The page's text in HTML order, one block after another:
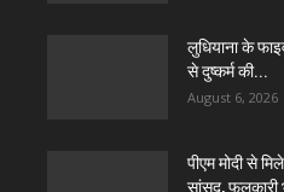
लुधियाना के
से दुष्कर्म की...
August 6, 2026
पीएम मोदी से
सांसद, फुलकारी